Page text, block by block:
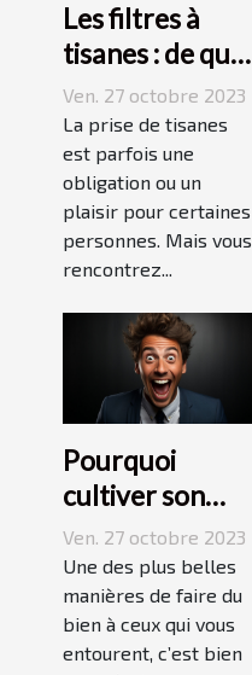
Les filtres à
tisanes : de quoi
s’agit-il ?
Ven. 27 octobre 2023
La prise de tisanes
est parfois une
obligation ou un
plaisir pour certaines
personnes. Mais vous
rencontrez...
Pourquoi
cultiver son
esprit
humoristique ?
Ven. 27 octobre 2023
Une des plus belles
manières de faire du
bien à ceux qui vous
entourent, c’est bien